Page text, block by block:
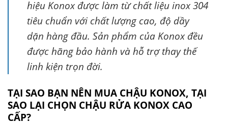
hiệu Konox được làm từ chất liệu inox 304
tiêu chuẩn với chất lượng cao, độ dầy
dặn hàng đầu. Sản phẩm của Konox đều
được hãng bảo hành và hỗ trợ thay thế
linh kiện trọn đời.
TẠI SAO BẠN NÊN MUA CHẬU KONOX, TẠI
SAO LẠI CHỌN CHẬU RỬA KONOX CAO
CẤP?